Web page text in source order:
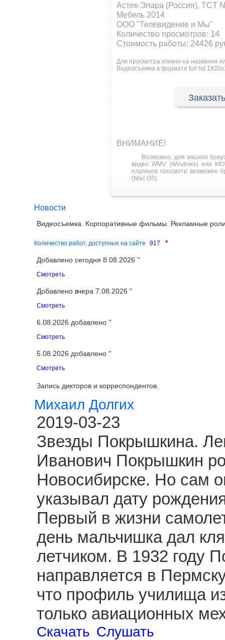
Астек-Элара (Россия), TCT
Мебель 2014
ООО "Телевидение и Мы"
Количество просмотров: 14
Стоимость работы: 24426
Для просмотра кликни на название
Видеосъемка в формате full hd
ВНИМАНИЕ!
Возможно, для вашего
видео WMV (Windows) или
плагинов просмотр возможен
(Mac OS).
Новости
Видеосъемка. Корпоративные фильмы. Рекламные
Количество работ, доступных на сайте 917 *
Добавлено сегодня 8.08.2026 ''
Смотреть
Добавлено вчера 7.08.2026 ''
Смотреть
6.08.2026 добавлено ''
Смотреть
5.08.2026 добавлено ''
Смотреть
Запись дикторов и корреспондентов.
Михаил Долгих
2019-03-23
Звезды Покрышкина.
Иванович Покрышкин
Новосибирске. Но сам
указывал дату
Первый в жизни
день мальчишка дал
летчиком. В 1932 году
направляется в
что профиль училища
только авиационных
Скачать Слушать